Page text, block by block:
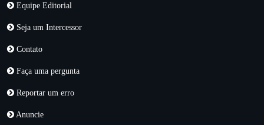
Equipe Editorial
Seja um Intercessor
Contato
Faça uma pergunta
Reportar um erro
Anuncie